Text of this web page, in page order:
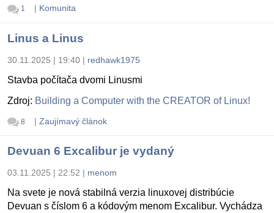
1 | Komunita
Linus a Linus
30.11.2025 | 19:40 | redhawk1975
Stavba počítača dvomi Linusmi
Zdroj: Building a Computer with the CREATOR of Linux!
8 | Zaujímavý článok
Devuan 6 Excalibur je vydaný
03.11.2025 | 22:52 | menom
Na svete je nová stabilná verzia linuxovej distribúcie
Devuan s číslom 6 a kódovým menom Excalibur. Vychádza